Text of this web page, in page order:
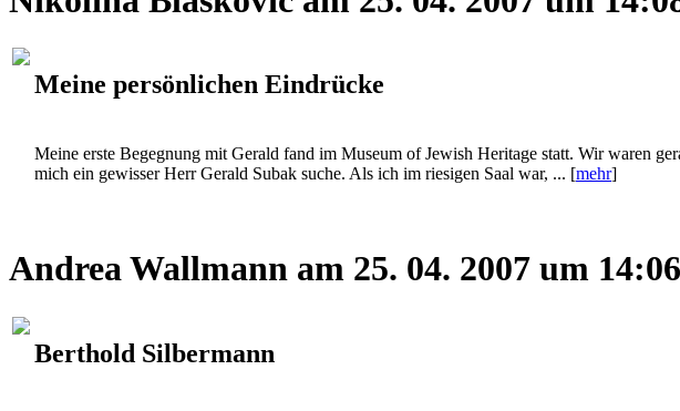
mich ein gewisser Herr Gerald Subak suche. Als ich im riesigen Saal war, ... [ mehr]
Andrea Wallmann am 25. 04. 2007 um 14:06